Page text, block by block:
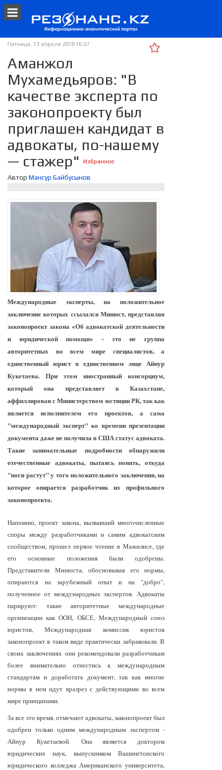
Пятница, 13 апреля 2018 16:07
Аманжол
Мухамедьяров: "В
качестве эксперта по
законопроекту был
приглашен кандидат в
адвокаты, по-нашему
— стажер"
Избранное
Автор Мансур Байбусынов
Международные эксперты, на положительное
заключение которых ссылался Минюст, представляя
законопроект закона «Об адвокатской деятельности
и юридической помощи» - это не группа
авторитетных во всем мире специалистов, а
единственный юрист в единственном лице Айнур
Кукетаева. При этом иностранный консорциум,
который она представляет в Казахстане,
аффиллирован с Министерством юстиции РК, так как
является исполнителем его проектов, а сама
"международный эксперт" ко времени презентации
документа даже не получила в США статус адвоката.
Такие занимательные подробности обнаружили
отечественные адвокаты, пытаясь понять, откуда
"ноги растут" у того положительного заключения, на
которое опирается разработчик их профильного
законопроекта.
Напомню, проект закона, вызвавший многочисленные
споры между разработчиками и самим адвокатским
сообществом, прошел первое чтение в Мажилисе, где
его основные положения были одобрены.
Представители Минюста, обосновывая его нормы,
опираются на зарубежный опыт и на "добро",
полученное от международных экспертов. Адвокаты
парируют: такие авторитетные международные
организации как ООН, ОБСЕ, Международный союз
юристов, Международная комиссия юристов
законопроект в таком виде практически забраковали. В
своих заключениях они рекомендовали разработчикам
более внимательно отнестись к международным
стандартам и доработать документ, так как многие
нормы в нем идут вразрез с действующими во всем
мире принципами.
За все это время, отмечают адвокаты, законопроект был
одобрен только одним международным экспертом -
Айнур Кукетаевой. Она является доктором
юридических наук, выпускником Вашингтонского
юридического колледжа Американского университета,